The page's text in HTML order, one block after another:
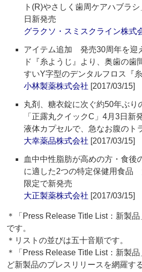
ト(R)やさしく歯周ケアハブ
日新発売
グラクソ・スミスクライン株式
アイテム追加 発売30周年を迎
ド『糸ようじ』より、奥歯の歯
すいY字型のデンタルフロス『
小林製薬株式会社 [2017/03/15]
丸剤、糖衣錠に次ぐ約50年ぶり
「正露丸クイックC」4月3日新
液体カプセルで、急なお腹のト
大幸薬品株式会社 [2017/03/15]
血中中性脂肪が高めの方・食後
に適した2つの特定保健用食品
限定で新発売
大正製薬株式会社 [2017/03/15]
＊「Press Release Title List：新製
です。
＊リストの並びは五十音順です。
＊「Press Release Title List：新製
ど新製品のプレスリリースを網羅す